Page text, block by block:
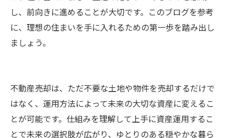
し、前向きに進めることが大切です。このブログを参考
に、理想の住まいを手に入れるための第一歩を踏み出し
ましょう。
不動産売却は、ただ不要な土地や物件を売却するだけで
はなく、運用方法によって未来の大切な資産に変えるこ
とが可能です。仕組みを理解して上手に資産運用するこ
とで未来の選択肢が広がり、ゆとりのある穏やかな暮ら